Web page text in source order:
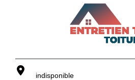
indisponible